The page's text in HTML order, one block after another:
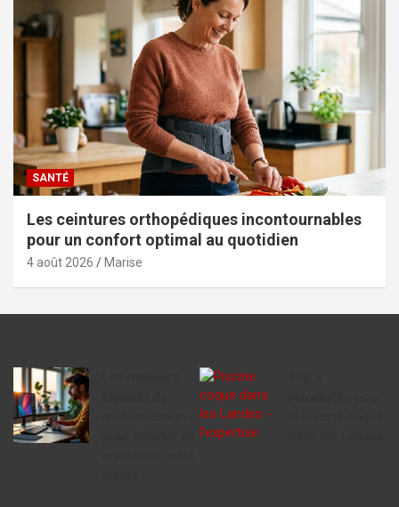
SANTÉ
Les ceintures orthopédiques incontournables
pour un confort optimal au quotidien
4 août 2026 Marise